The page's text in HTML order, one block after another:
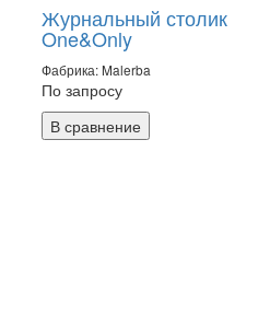
Журнальный столик
One&Only
Фабрика: Malerba
По запросу
В сравнение